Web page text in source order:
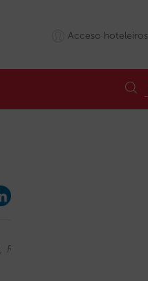
Acceso hoteleiros
Relatórios